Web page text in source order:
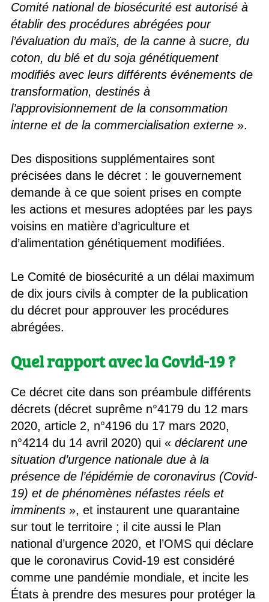
Comité national de biosécurité est autorisé à
établir des procédures abrégées pour
l’évaluation du maïs, de la canne à sucre, du
coton, du blé et du soja génétiquement
modifiés avec leurs différents événements de
transformation, destinés à
l’approvisionnement de la consommation
interne et de la commercialisation externe».
Des dispositions supplémentaires sont
précisées dans le décret : le gouvernement
demande à ce que soient prises en compte
les actions et mesures adoptées par les pays
voisins en matière d’agriculture et
d’alimentation génétiquement modifiées.
Le Comité de biosécurité a un délai maximum
de dix jours civils à compter de la publication
du décret pour approuver les procédures
abrégées.
Quel rapport avec la Covid-19 ?
Ce décret cite dans son préambule différents
décrets (décret suprême n°4179 du 12 mars
2020, article 2, n°4196 du 17 mars 2020,
n°4214 du 14 avril 2020) qui « déclarent une
situation d’urgence nationale due à la
présence de l’épidémie de coronavirus (Covid-
19) et de phénomènes néfastes réels et
imminents», et instaurent une quarantaine
sur tout le territoire ; il cite aussi le Plan
national d’urgence 2020, et l’OMS qui déclare
que le coronavirus Covid-19 est considéré
comme une pandémie mondiale, et incite les
États à prendre des mesures pour protéger la